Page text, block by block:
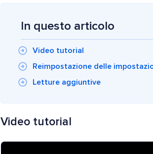
In questo articolo
Video tutorial
Reimpostazione delle
Letture aggiuntive
Video tutorial